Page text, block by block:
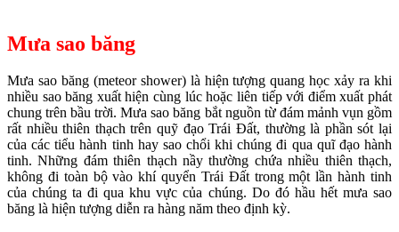
Mưa sao băng
Mưa sao băng (meteor shower) là hiện tượng quang học xảy ra khi
nhiều sao băng xuất hiện cùng lúc hoặc liên tiếp với điểm xuất phát
chung trên bầu trời. Mưa sao băng bắt nguồn từ đám mảnh vụn gồm
rất nhiều thiên thạch trên quỹ đạo Trái Đất, thường là phần sót lại
của các tiểu hành tinh hay sao chổi khi chúng đi qua quĩ đạo hành
tinh. Những đám thiên thạch nầy thường chứa nhiều thiên thạch,
không đi toàn bộ vào khí quyển Trái Đất trong một lần hành tinh
của chúng ta đi qua khu vực của chúng. Do đó hầu hết mưa sao
băng là hiện tượng diễn ra hàng năm theo định kỳ.